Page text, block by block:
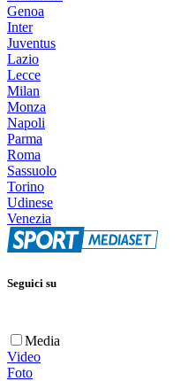
Genoa
Inter
Juventus
Lazio
Lecce
Milan
Monza
Napoli
Parma
Roma
Sassuolo
Torino
Udinese
Venezia
Seguici su
Media
Video
Foto